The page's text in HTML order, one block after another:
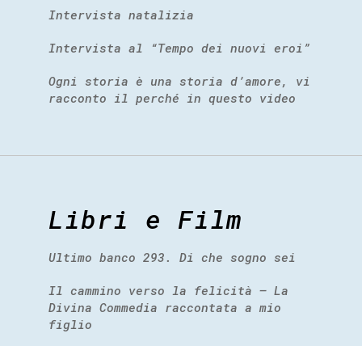
Intervista natalizia
Intervista al “Tempo dei nuovi eroi”
Ogni storia è una storia d’amore, vi
racconto il perché in questo video
Libri e Film
Ultimo banco 293. Di che sogno sei
Il cammino verso la felicità – La
Divina Commedia raccontata a mio
figlio